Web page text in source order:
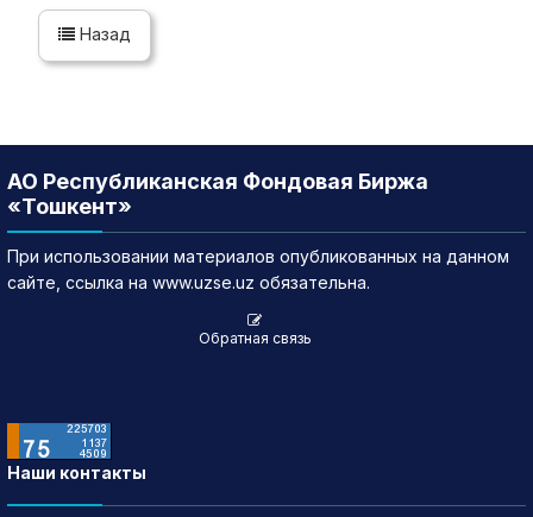
Назад
АО Республиканская Фондовая Биржа
«Тошкент»
При использовании материалов опубликованных на данном
сайте, ссылка на www.uzse.uz обязательна.
Обратная связь
Наши контакты